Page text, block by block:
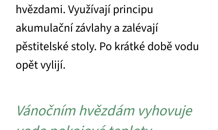
hvězdami. Využívají principu
akumulační závlahy a zalévají
pěstitelské stoly. Po krátké době vodu
opět vylijí.
Vánočním hvězdám vyhovuje